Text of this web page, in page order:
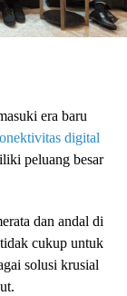
era baru
digital
peluang besar
dan andal di
cukup untuk
solusi krusial